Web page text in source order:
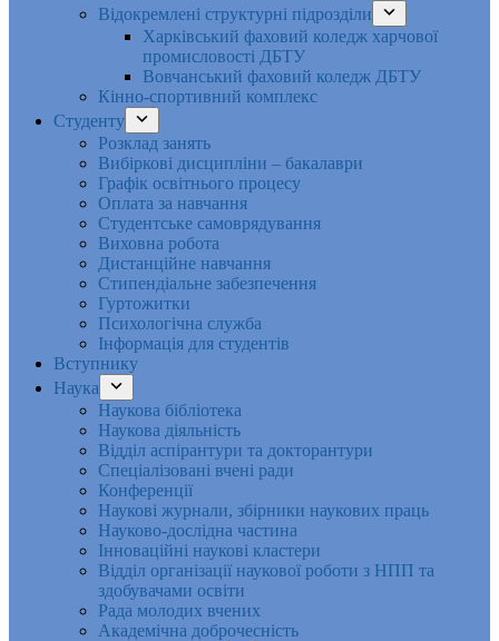
Відокремлені структурні підрозділи
Харківський фаховий коледж харчової
промисловості ДБТУ
Вовчанський фаховий коледж ДБТУ
Кінно-спортивний комплекс
Студенту
Розклад занять
Вибіркові дисципліни – бакалаври
Графік освітнього процесу
Оплата за навчання
Студентське самоврядування
Виховна робота
Дистанційне навчання
Стипендіальне забезпечення
Гуртожитки
Психологічна служба
Інформація для студентів
Вступнику
Наука
Наукова бібліотека
Наукова діяльність
Відділ аспірантури та докторантури
Спеціалізовані вчені ради
Конференції
Наукові журнали, збірники наукових праць
Науково-дослідна частина
Інноваційні наукові кластери
Відділ організації наукової роботи з НПП та
здобувачами освіти
Рада молодих вчених
Академічна доброчесність